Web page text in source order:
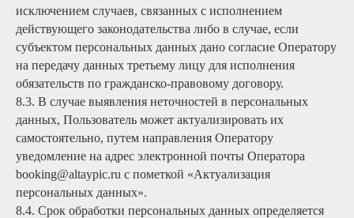
исключением случаев, связанных с исполнением
действующего законодательства либо в случае, если
субъектом персональных данных дано согласие Оператору
на передачу данных третьему лицу для исполнения
обязательств по гражданско-правовому договору.
8.3. В случае выявления неточностей в персональных
данных, Пользователь может актуализировать их
самостоятельно, путем направления Оператору
уведомление на адрес электронной почты Оператора
booking@altaypic.ru с пометкой «Актуализация
персональных данных».
8.4. Срок обработки персональных данных определяется
booking@altaypic.ru
Акции
О нас
Стать частью команды